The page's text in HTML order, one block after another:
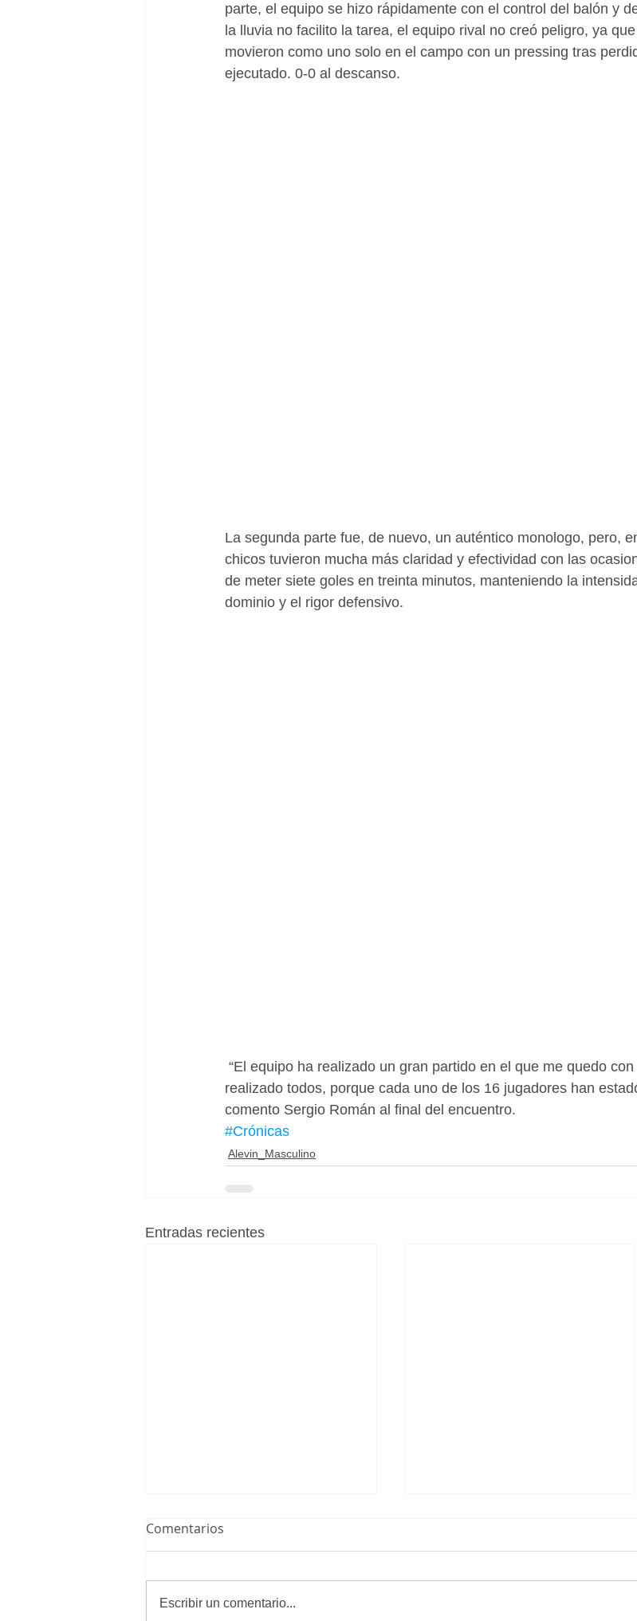
parte, el equipo se hizo rápidamente con el control del balón y
la lluvia no facilito la tarea, el equipo rival no creó peligro, ya
movieron como uno solo en el campo con un pressing tras
ejecutado. 0-0 al descanso.
La segunda parte fue, de nuevo, un auténtico monologo, pero,
chicos tuvieron mucha más claridad y efectividad con las
de meter siete goles en treinta minutos, manteniendo la
dominio y el rigor defensivo.
realizado todos, porque cada uno de los 16 jugadores han
comento Sergio Román al final del encuentro.
#Crónicas
Alevin_Masculino
Entradas recientes
Comentarios
Escribir un comentario...